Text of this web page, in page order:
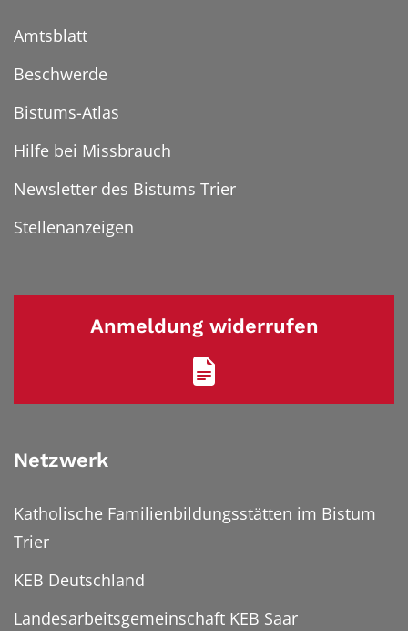
Amtsblatt
Beschwerde
Bistums-Atlas
Hilfe bei Missbrauch
Newsletter des Bistums Trier
Stellenanzeigen
Anmeldung widerrufen
Netzwerk
Katholische Familienbildungsstätten im Bistum
Trier
KEB Deutschland
Landesarbeitsgemeinschaft KEB Saar